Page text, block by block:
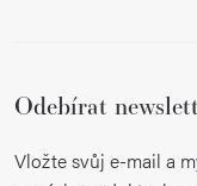
Odebírat
Vložte svůj e-mail a